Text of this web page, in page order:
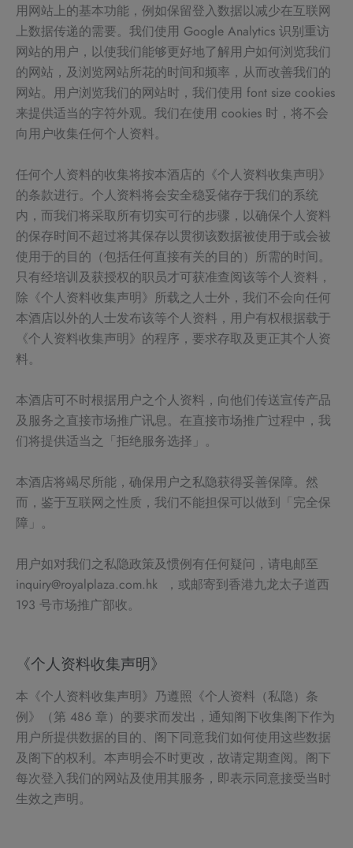
用网站上的基本功能，例如保留登入数据以减少在互联网
上数据传递的需要。我们使用 Google Analytics 识别重访
网站的用户，以使我们能够更好地了解用户如何浏览我们
的网站，及浏览网站所花的时间和频率，从而改善我们的
网站。用户浏览我们的网站时，我们使用 font size cookies
来提供适当的字符外观。我们在使用 cookies 时，将不会
向用户收集任何个人资料。
任何个人资料的收集将按本酒店的《个人资料收集声明》
的条款进行。个人资料将会安全稳妥储存于我们的系统
内，而我们将采取所有切实可行的步骤，以确保个人资料
的保存时间不超过将其保存以贯彻该数据被使用于或会被
使用于的目的（包括任何直接有关的目的）所需的时间。
只有经培训及获授权的职员才可获准查阅该等个人资料，
除《个人资料收集声明》所载之人士外，我们不会向任何
本酒店以外的人士发布该等个人资料，用户有权根据载于
《个人资料收集声明》的程序，要求存取及更正其个人资
料。
本酒店可不时根据用户之个人资料，向他们传送宣传产品
及服务之直接市场推广讯息。在直接市场推广过程中，我
们将提供适当之「拒绝服务选择」。
本酒店将竭尽所能，确保用户之私隐获得妥善保障。然
而，鉴于互联网之性质，我们不能担保可以做到「完全保
障」。
用户如对我们之私隐政策及惯例有任何疑问，请电邮至
inquiry@royalplaza.com.hk ，或邮寄到香港九龙太子道西
193 号市场推广部收。
《个人资料收集声明》
本《个人资料收集声明》乃遵照《个人资料（私隐）条
例》（第 486 章）的要求而发出，通知阁下收集阁下作为
用户所提供数据的目的、阁下同意我们如何使用这些数据
及阁下的权利。本声明会不时更改，故请定期查阅。阁下
每次登入我们的网站及使用其服务，即表示同意接受当时
生效之声明。